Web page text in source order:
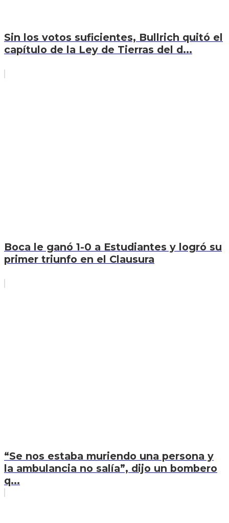
Sin los votos suficientes, Bullrich quitó el
capítulo de la Ley de Tierras del d...
Boca le ganó 1-0 a Estudiantes y logró su
primer triunfo en el Clausura
“Se nos estaba muriendo una persona y
la ambulancia no salía”, dijo un bombero
q...